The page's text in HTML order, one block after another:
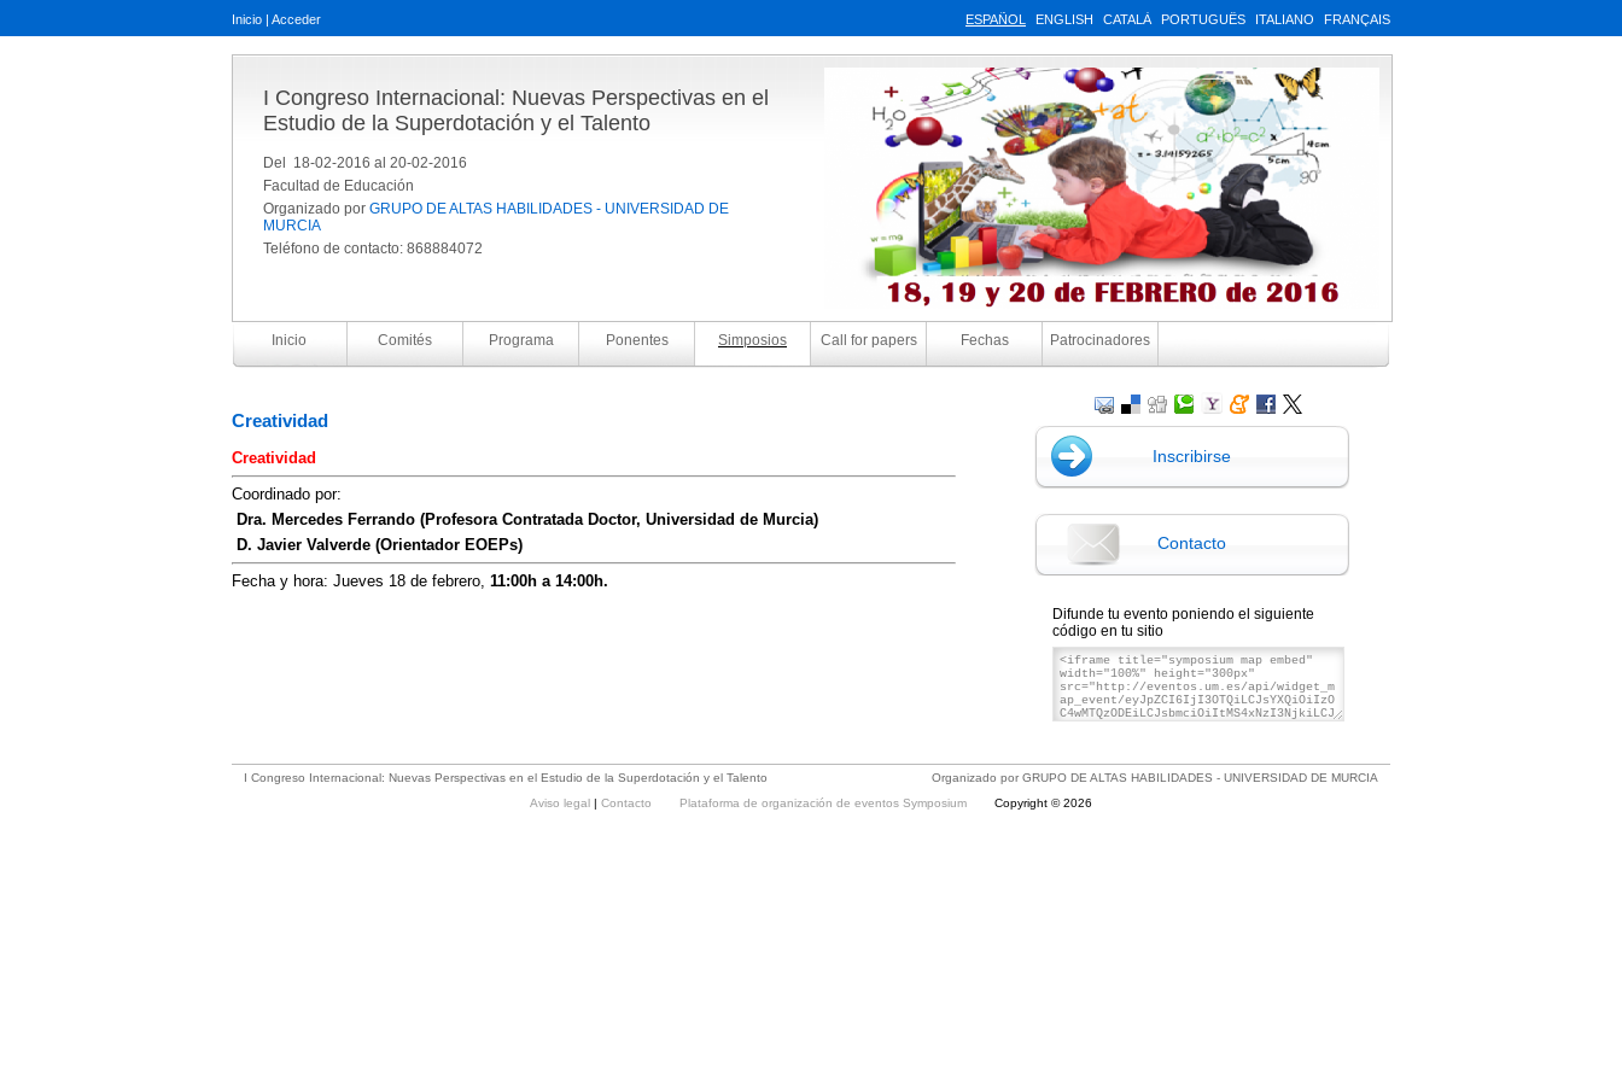
Inicio | Acceder ESPAÑOL ENGLISH CATALÀ PORTUGUÊS ITALIANO FRANÇAIS
I Congreso Internacional: Nuevas Perspectivas en el
Estudio de la Superdotación y el Talento
Del 18-02-2016 al 20-02-2016
Facultad de Educación
Organizado por GRUPO DE ALTAS HABILIDADES - UNIVERSIDAD DE
MURCIA
Teléfono de contacto: 868884072
Inicio Comités Programa Ponentes Simposios Call for papers Fechas Patrocinadores
Creatividad
Creatividad
Coordinado por:
Dra. Mercedes Ferrando (Profesora Contratada Doctor, Universidad de Murcia)
D. Javier Valverde (Orientador EOEPs)
Fecha y hora: Jueves 18 de febrero, 11:00h a 14:00h.
Inscribirse
Contacto
Difunde tu evento poniendo el siguiente
código en tu sitio
I Congreso Internacional: Nuevas Perspectivas en el Estudio de la Superdotación y el Talento
Organizado por GRUPO DE ALTAS HABILIDADES - UNIVERSIDAD DE MURCIA
Aviso legal | Contacto Plataforma de organización de eventos Symposium Copyright © 2026